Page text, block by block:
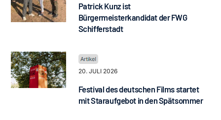
Patrick Kunz ist
Bürgermeisterkandidat der FWG
Schifferstadt
20. JULI 2026
Festival des deutschen Films startet
mit Staraufgebot in den Spätsommer